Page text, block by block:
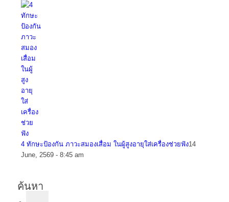
4 ทักษะป้องกัน ภาวะสมองเสื่อม ในผู้สูงอายุใส่เครื่องช่วยฟัง14
June, 2569 - 8:45 am
ค้นหา